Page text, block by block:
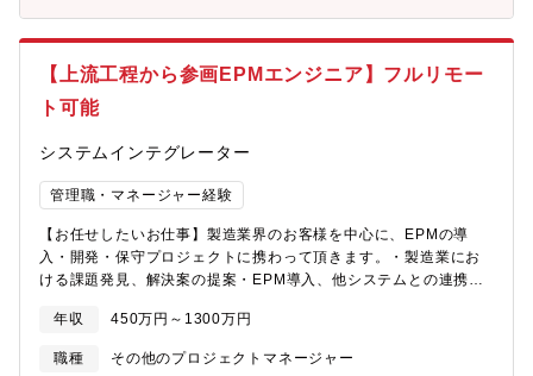
とも魅力の一つです。【働き方・福利厚生】■テレワーク制度・テ
合は利用可）・テレワーク頻度原則、月の勤務日の半分以下（半
分以上出社）。出社&テレワークの勤務日は出社カウント
ション技術開発，CAE技術開発，モデルベース開発（MBD）、
要素技術開発、生産準備への適用※参考：デジタルツインの実現
で業務プロセス変革にチャレンジデジタルエンジニアリング部 社
https://www.p2enesol.com/recruit/works/FZQVW1byDa8【やり
産までの業務プロセスを改革することができます。特に、リード
車と進める電気自動車(EV)の技術開発にも貢献できます。また、
実機を使わないデジタル技術を駆使した開発は各領域で求められ
いるため、デジタルエンジニアとして貴重な経験とキャリアアッ
クを基準にした福利厚生が充実しています。・社宅制度（自己負
担率20～35％／本人名義であれば適用可）・転居費用補助あり・
【上流工程から参画EPMエンジニア】フルリモー
ト可能
システムインテグレーター
管理職・マネージャー経験
【お任せしたいお仕事】製造業界のお客様を中心に、EPMの導
入・開発・保守プロジェクトに携わって頂きます。・製造業にお
ける課題発見、解決案の提案・EPM導入、他システムとの連携の
験の方でも、入社後1か月の研修で初級の認定資格などを取得いた
だき、すぐに案件参画が可能です。■プライム案件でのPM領域・
コンサル領域の業務もございますので、先々のキャリアが頭打ち
年収 450万円～1300万円
職種
その他のプロジェクトマネージャー